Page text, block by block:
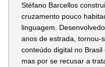
Stéfano Barcellos
cruzamento pouco
linguagem.
anos de estrada, tornou-
conteúdo digital no
mas por se recusar a